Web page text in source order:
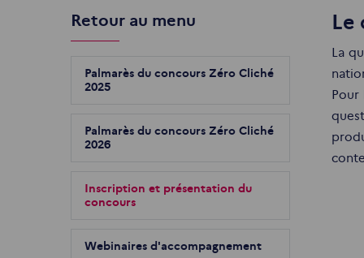
Le
La
Pour
Retour au menu
Palmarès du concours Zéro Cliché
2025
Palmarès du concours Zéro Cliché
2026
Inscription et présentation du
concours
Webinaires d'accompagnement